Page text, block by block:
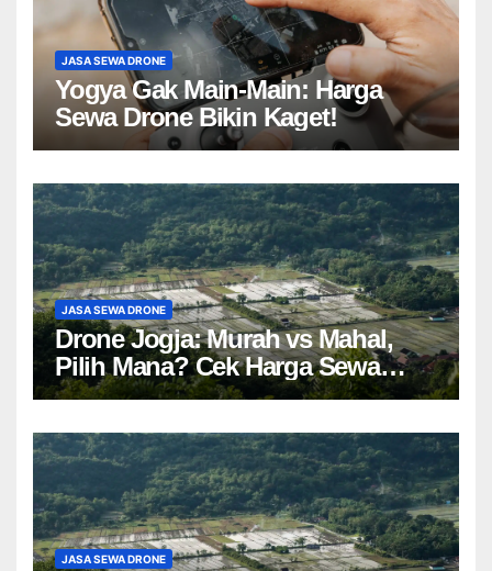
JASA SEWA DRONE
Yogya Gak Main-Main: Harga
Sewa Drone Bikin Kaget!
JASA SEWA DRONE
Drone Jogja: Murah vs Mahal,
Pilih Mana? Cek Harga Sewa
Drone Yogyakarta!
JASA SEWA DRONE